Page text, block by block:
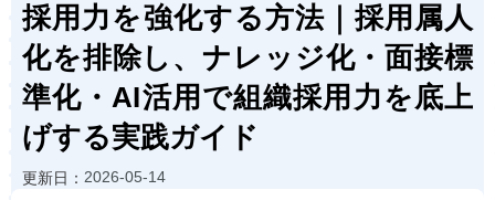
採用力を強化する方法｜採用属人
化を排除し、ナレッジ化・面接標
準化・AI活用で組織採用力を底上
げする実践ガイド
更新日： 2026-05-14